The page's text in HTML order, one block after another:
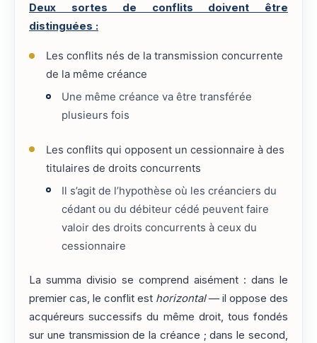
Deux sortes de conflits doivent être
distinguées :
Les conflits nés de la transmission concurrente
de la même créance
Une même créance va être transférée
plusieurs fois
Les conflits qui opposent un cessionnaire à des
titulaires de droits concurrents
Il s’agit de l’hypothèse où les créanciers du
cédant ou du débiteur cédé peuvent faire
valoir des droits concurrents à ceux du
cessionnaire
La summa divisio se comprend aisément : dans le
premier cas, le conflit est horizontal— il oppose des
acquéreurs successifs du même droit, tous fondés
sur une transmission de la créance ; dans le second,